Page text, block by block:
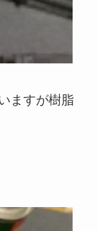
ますが樹脂